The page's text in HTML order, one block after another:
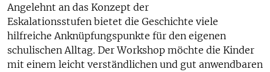
Angelehnt an das Konzept der
Eskalationsstufen bietet die Geschichte viele
hilfreiche Anknüpfungspunkte für den eigenen
schulischen Alltag. Der Workshop möchte die Kinder
mit einem leicht verständlichen und gut anwendbaren